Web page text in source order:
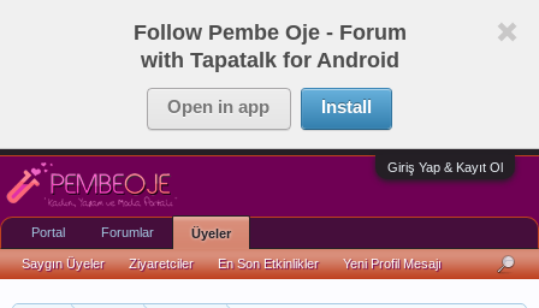
Follow Pembe Oje - Forum
with Tapatalk for Android
Open in app Install
Giriş Yap & Kayıt Ol
Portal Forumlar Üyeler
Saygın Üyeler Ziyaretciler En Son Etkinlikler Yeni Profil Mesajı